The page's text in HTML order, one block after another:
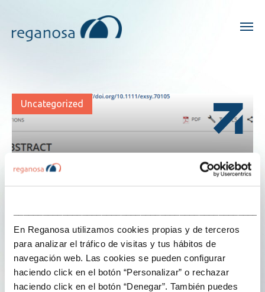
En Reganosa utilizamos cookies propias y de terceros
para analizar el tráfico de visitas y tus hábitos de
navegación web. Las cookies se pueden configurar
haciendo click en el botón “Personalizar” o rechazar
haciendo click en el botón “Denegar”. También puedes
Uncategorized
5 de August de 2025 comunicacion